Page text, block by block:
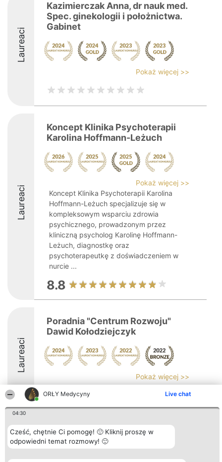
ORŁY Medycyny Live chat
04:30
Cześć, chętnie Ci pomogę! 🙂 Kliknij proszę w
odpowiedni temat rozmowy! 🙂
Laureaci
Kazimierczak Anna, dr nauk med.
Spec. ginekologii i położnictwa.
Gabinet
Pokaż więcej >>
Laureaci
Koncept Klinika Psychoterapii
Karolina Hoffmann-Leżuch
Pokaż więcej >>
Koncept Klinika Psychoterapii Karolina
Hoffmann-Leżuch specjalizuje się w
kompleksowym wsparciu zdrowia
psychicznego, prowadzonym przez
kliniczną psycholog Karolinę Hoffmann-
Leżuch, diagnostkę oraz
psychoterapeutkę z doświadczeniem w
nurcie ...
8.8
Laureaci
Poradnia "Centrum Rozwoju"
Dawid Kołodziejczyk
Pokaż więcej >>
Organizator plebiscytu
Bright Side Solutions sp. z o.
o. sp. k.
Wrocław 50-079
Plebiscyt
Laureaci
Lista
Laureatów
Kontakt